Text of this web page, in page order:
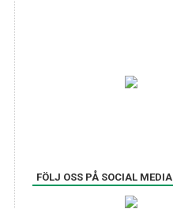
FÖLJ OSS PÅ SOCIAL MEDIA